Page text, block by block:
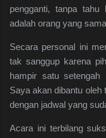
pengganti, tanpa tahu
adalah orang yang
Secara personal ini
tak sanggup karena
hampir satu setengah
Saya akan dibantu
dengan jadwal yang
Acara ini terbilang